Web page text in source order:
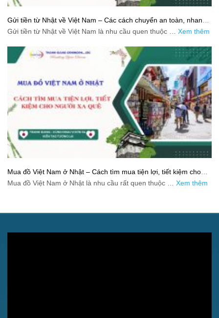
Gửi tiền từ Nhật về Việt Nam – Các cách chuyển an toàn, nhanh
và tiết kiệm
Gửi tiền từ Nhật về Việt Nam là nhu cầu quen thuộc … Xem thêm
Mua đồ Việt Nam ở Nhật – Cách tìm mua tiện lợi, tiết kiệm cho
người xa quê
Mua đồ Việt Nam ở Nhật là nhu cầu rất quen thuộc … Xem thêm